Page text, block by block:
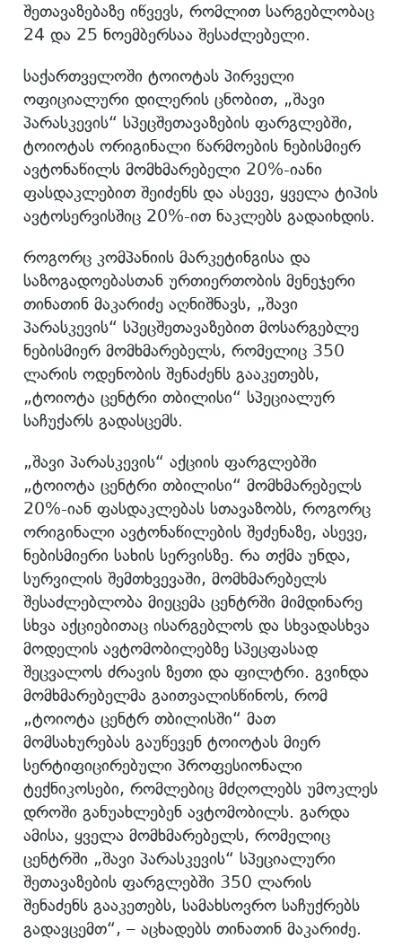
შეთავაზებაზე იწვევს, რომლით სარგებლობაც
24 და 25 ნოემბერსაა შესაძლებელი.
საქართველოში ტოიოტას პირველი
ოფიციალური დილერის ცნობით, „შავი
პარასკევის“ სპეცშეთავაზების ფარგლებში,
ტოიოტას ორიგინალი წარმოების ნებისმიერ
ავტონაწილს მომხმარებელი 20%-იანი
ფასდაკლებით შეიძენს და ასევე, ყველა ტიპის
ავტოსერვისშიც 20%-ით ნაკლებს გადაიხდის.
როგორც კომპანიის მარკეტინგისა და
საზოგადოებასთან ურთიერთობის მენეჯერი
თინათინ მაკარიძე აღნიშნავს, „შავი
პარასკევის“ სპეცშეთავაზებით მოსარგებლე
ნებისმიერ მომხმარებელს, რომელიც 350
ლარის ოდენობის შენაძენს გააკეთებს,
„ტოიოტა ცენტრი თბილისი“ სპეციალურ
საჩუქარს გადასცემს.
„შავი პარასკევის“ აქციის ფარგლებში
„ტოიოტა ცენტრი თბილისი“ მომხმარებელს
20%-იან ფასდაკლებას სთავაზობს, როგორც
ორიგინალი ავტონაწილების შეძენაზე, ასევე,
ნებისმიერი სახის სერვისზე. რა თქმა უნდა,
სურვილის შემთხვევაში, მომხმარებელს
შესაძლებლობა მიეცემა ცენტრში მიმდინარე
სხვა აქციებითაც ისარგებლოს და სხვადასხვა
მოდელის ავტომობილებზე სპეცფასად
შეცვალოს ძრავის ზეთი და ფილტრი. გვინდა
მომხმარებელმა გაითვალისწინოს, რომ
„ტოიოტა ცენტრ თბილისში“ მათ
მომსახურებას გაუწევენ ტოიოტას მიერ
სერტიფიცირებული პროფესიონალი
ტექნიკოსები, რომლებიც მძღოლებს უმოკლეს
დროში განუახლებენ ავტომობილს. გარდა
ამისა, ყველა მომხმარებელს, რომელიც
ცენტრში „შავი პარასკევის“ სპეციალური
შეთავაზების ფარგლებში 350 ლარის
შენაძენს გააკეთებს, სამახსოვრო საჩუქრებს
გადავცემთ“, – აცხადებს თინათინ მაკარიძე.